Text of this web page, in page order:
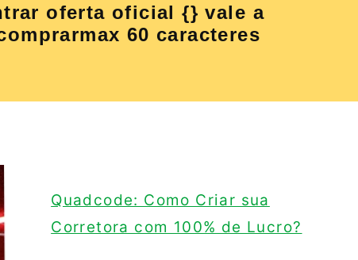
oferta oficial {} vale a
60 caracteres
Quadcode: Como Criar sua
Corretora com 100% de Lucro?